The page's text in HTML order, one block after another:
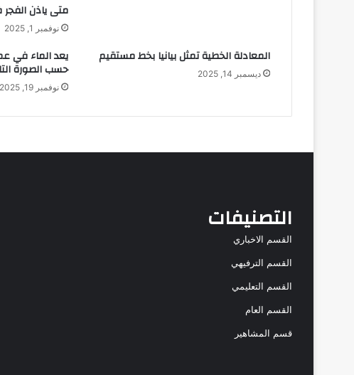
متى ياذن
نوفمبر 1, 2025
المعادلة الخطية تمثل بيانيا بخط مستقيم
ديسمبر 14, 2025
يعد الماء في
حسب الصورة
نوفمبر 19, 2025
التصنيفات
القسم الاخباري
القسم الترفيهي
القسم التعليمي
القسم العام
قسم المشاهير